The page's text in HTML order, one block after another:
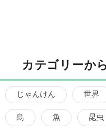
カテゴリーか
じゃんけん 世界
鳥 魚 昆虫